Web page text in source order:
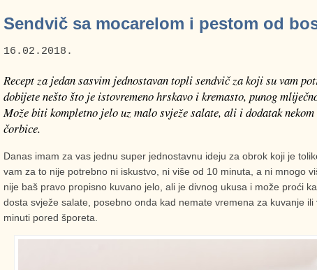
Sendvič sa mocarelom i pestom od
16.02.2018.
Recept za jedan sasvim jednostavan topli sendvič za koji su vam
dobijete nešto što je istovremeno hrskavo i kremasto, punog
Može biti kompletno jelo uz malo svježe salate, ali i dodatak
čorbice.
Danas imam za vas jednu super jednostavnu ideju za obrok koji je
vam za to nije potrebno ni iskustvo, ni više od 10 minuta, a ni mnogo
nije baš pravo propisno kuvano jelo, ali je divnog ukusa i može proći
dosta svježe salate, posebno onda kad nemate vremena za kuvanje
minuti pored šporeta.